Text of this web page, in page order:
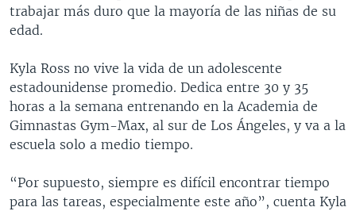
EL MUNDO AL DÍA [RADIO]
FORO [RADIO]
DEPORTIVO INTERNACIONAL
NOTA ECONÓMICA
ENTRETENIMIENTO
SÍGANOS
Idiomas
trabajar más duro que la mayoría de las niñas de su
edad.
Kyla Ross no vive la vida de un adolescente
estadounidense promedio. Dedica entre 30 y 35
horas a la semana entrenando en la Academia de
Gimnastas Gym-Max, al sur de Los Ángeles, y va a la
escuela solo a medio tiempo.
“Por supuesto, siempre es difícil encontrar tiempo
para las tareas, especialmente este año”, cuenta Kyla